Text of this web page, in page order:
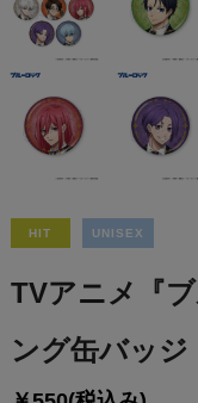
HIT UNISEX
TVアニメ『
ング缶バッジ